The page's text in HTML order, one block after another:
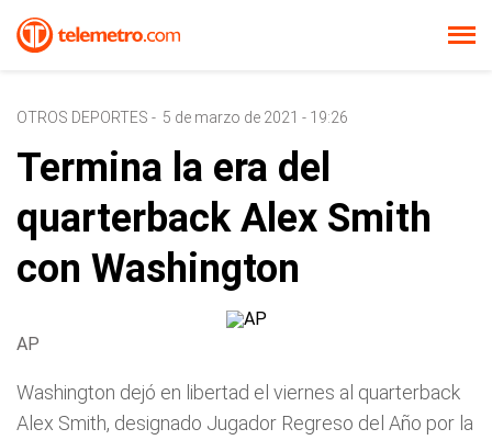
OTROS DEPORTES - 5 de marzo de 2021 - 19:26
Termina la era del
quarterback Alex Smith
con Washington
AP
Washington dejó en libertad el viernes al quarterback
Alex Smith, designado Jugador Regreso del Año por la